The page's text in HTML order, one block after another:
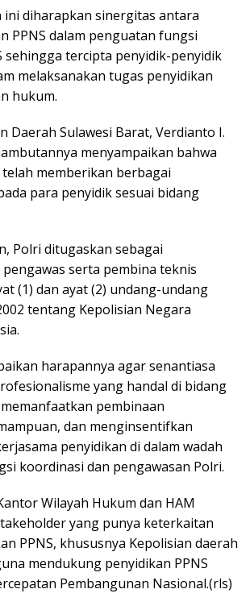
ini diharapkan sinergitas antara
PPNS dalam penguatan fungsi
sehingga tercipta penyidik-penyidik
melaksanakan tugas penyidikan
hukum.
Daerah Sulawesi Barat, Verdianto I.
menyampaikan bahwa
memberikan berbagai
para penyidik sesuai bidang
Polri ditugaskan sebagai
serta pembina teknis
(1) dan ayat (2) undang-undang
tentang Kepolisian Negara
harapannya agar senantiasa
yang handal di bidang
pembinaan
dan menginsentifkan
penyidikan di dalam wadah
koordinasi dan pengawasan Polri.
Wilayah Hukum dan HAM
yang punya keterkaitan
PPNS, khususnya Kepolisian daerah
mendukung penyidikan PPNS
Pembangunan Nasional.(rls)